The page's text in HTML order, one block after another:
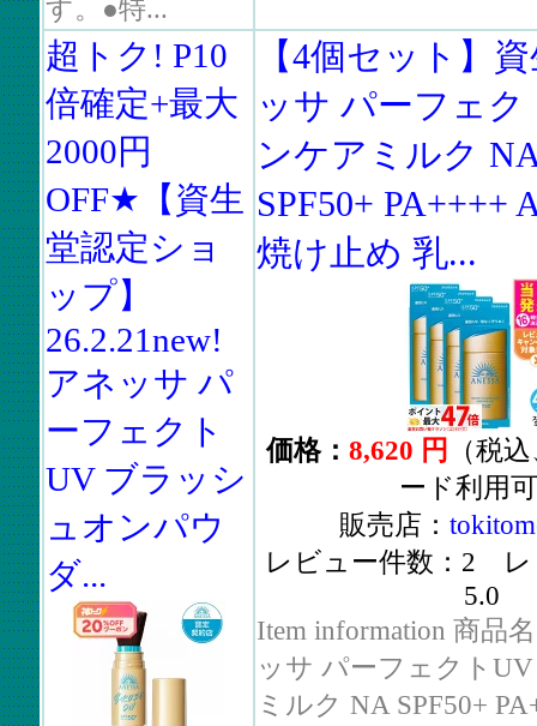
す。●特...
超トク! P10
倍確定+最大
2000円
OFF★【資生
堂認定ショ
ップ】
26.2.21new!
アネッサ パ
ーフェクト
UV ブラッシ
ュオンパウ
ダ...
【4個セット】
ッサ パーフェ
ンケアミルク
SPF50+ PA++++
焼け止め 乳...
価格： 8,620 円
（税
ード利用
販売店：
レビュー件数：2 レ
5.0
Item information 商品
ッサ パーフェクト
ミルク NA SPF50+